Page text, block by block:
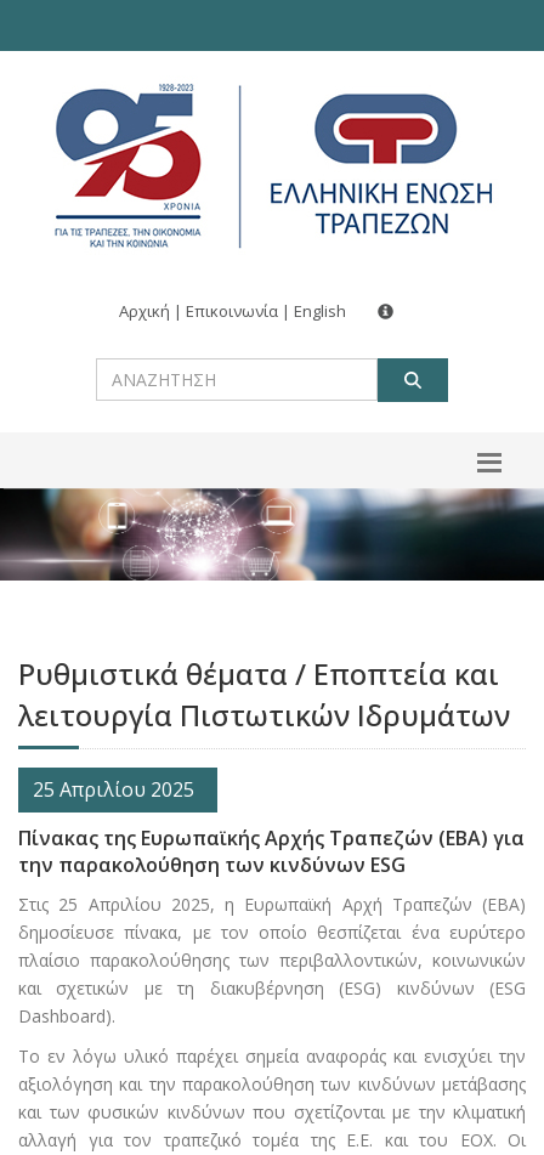
Αρχική | Επικοινωνία | English
Ρυθμιστικά θέματα / Eποπτεία και
λειτουργία Πιστωτικών Ιδρυμάτων
25 Απριλίου 2025
Πίνακας της Ευρωπαϊκής Αρχής Τραπεζών (ΕΒΑ) για
την παρακολούθηση των κινδύνων ESG
Στις 25 Απριλίου 2025, η Ευρωπαϊκή Αρχή Τραπεζών (ΕΒΑ)
δημοσίευσε πίνακα, με τον οποίο θεσπίζεται ένα ευρύτερο
πλαίσιο παρακολούθησης των περιβαλλοντικών, κοινωνικών
και σχετικών με τη διακυβέρνηση (ESG) κινδύνων (ESG
Dashboard).
Το εν λόγω υλικό παρέχει σημεία αναφοράς και ενισχύει την
αξιολόγηση και την παρακολούθηση των κινδύνων μετάβασης
και των φυσικών κινδύνων που σχετίζονται με την κλιματική
αλλαγή για τον τραπεζικό τομέα της Ε.Ε. και του ΕΟΧ. Οι